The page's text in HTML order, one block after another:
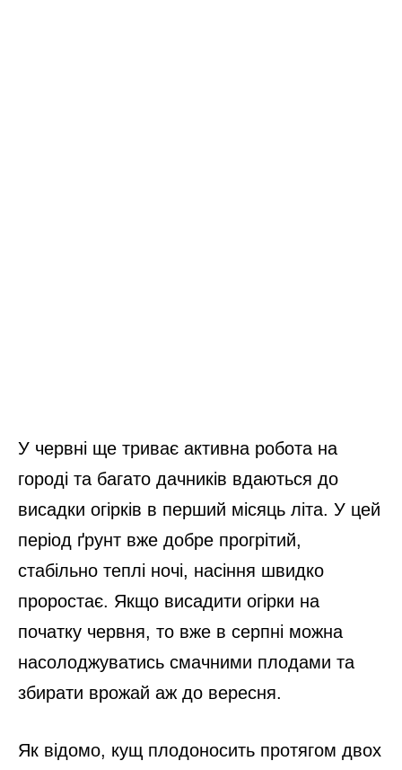
У червні ще триває активна робота на
городі та багато дачників вдаються до
висадки огірків в перший місяць літа. У цей
період ґрунт вже добре прогрітий,
стабільно теплі ночі, насіння швидко
проростає. Якщо висадити огірки на
початку червня, то вже в серпні можна
насолоджуватись смачними плодами та
збирати врожай аж до вересня.
Як відомо, кущ плодоносить протягом двох